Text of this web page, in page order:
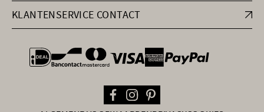
KLANTENSERVICE CONTACT
general.paymentOptions